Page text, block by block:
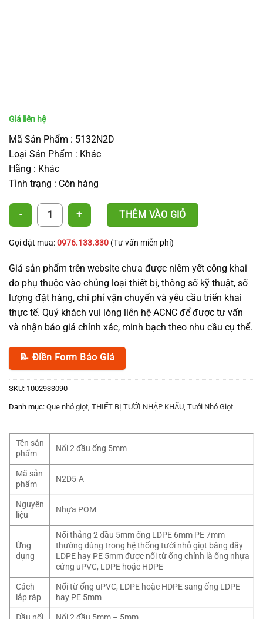
Mã Sản Phẩm : 5132N2D
Loại Sản Phẩm : Khác
Hãng : Khác
Tình trạng : Còn hàng
Nối 2 đầu ống 5mm - Two Branches for Micro Tube 5mm số lượng
THÊM VÀO GIỎ
Gọi đặt mua:0976.133.330 (Tư vấn miễn phí)
Giá sản phẩm trên website chưa được niêm yết công khai
do phụ thuộc vào chủng loại thiết bị, thông số kỹ thuật, số
lượng đặt hàng, chi phí vận chuyển và yêu cầu triển khai
thực tế. Quý khách vui lòng liên hệ ACNC để được tư vấn
và nhận báo giá chính xác, minh bạch theo nhu cầu cụ thể.
📝 Điền Form Báo Giá
SKU: 1002933090
Danh mục: Que nhỏ giọt THIẾT BỊ TƯỚI NHẬP KHẨU Tưới Nhỏ Giọt
Tên sản
phẩm
Nối 2 đầu ống 5mm
Mã sản
phẩm
N2D5-A
Nguyên
liệu
Nhựa POM
Ứng
dụng
Nối thẳng 2 đầu 5mm ống LDPE 6mm PE 7mm
thường dùng trong hệ thống tưới nhỏ giọt bằng dây
LDPE hay PE 5mm được nối từ ống chính là ống nhựa
cứng uPVC, LDPE hoặc HDPE
Cách
lắp ráp
Nối từ ống uPVC, LDPE hoặc HDPE sang ống LDPE
hay PE 5mm